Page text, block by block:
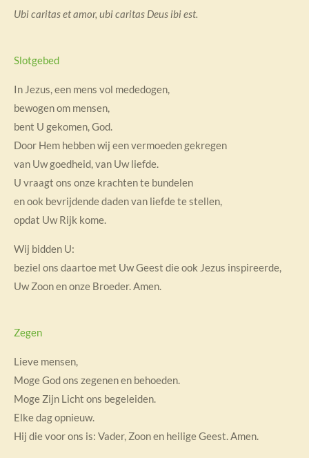
Ubi caritas et amor, ubi caritas Deus ibi est.
Slotgebed
In Jezus, een mens vol mededogen,
bewogen om mensen,
bent U gekomen, God.
Door Hem hebben wij een vermoeden gekregen
van Uw goedheid, van Uw liefde.
U vraagt ons onze krachten te bundelen
en ook bevrijdende daden van liefde te stellen,
opdat Uw Rijk kome.
Wij bidden U:
beziel ons daartoe met Uw Geest die ook Jezus inspireerde,
Uw Zoon en onze Broeder. Amen.
Zegen
Lieve mensen,
Moge God ons zegenen en behoeden.
Moge Zijn Licht ons begeleiden.
Elke dag opnieuw.
Hij die voor ons is: Vader, Zoon en heilige Geest. Amen.